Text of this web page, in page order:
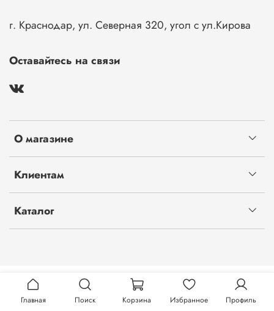
О магазине
Клиентам
Каталог
г. Краснодар, ул. Северная 320, угол с ул.Кирова
Оставайтесь на связи
Главная Поиск Корзина Избранное Профиль